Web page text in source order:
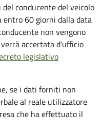
conducente del veicolo
entro 60 giorni dalla data
non vengono
accertata d'ufficio
legislativo
se i dati forniti non
al reale utilizzatore
che ha effettuato il